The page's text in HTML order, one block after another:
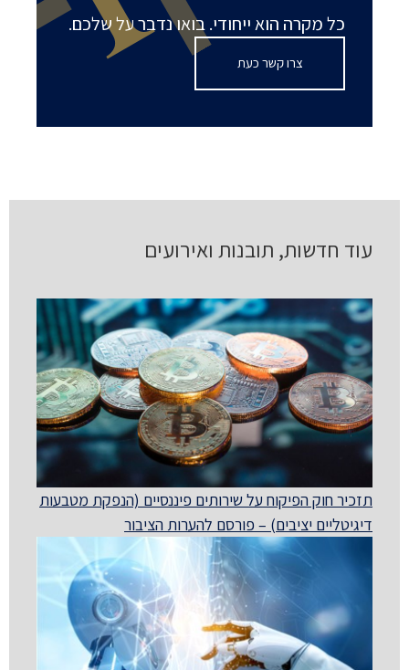
כל מקרה הוא ייחודי. בואו נדבר על שלכם.
צרו קשר כעת
עוד חדשות, תובנות ואירועים
תזכיר חוק הפיקוח על שירותים פיננסיים (הנפקת מטבעות
דיגיטליים יציבים) – פורסם להערות הציבור